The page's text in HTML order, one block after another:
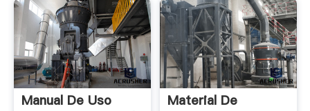
Manual De Uso
Material De